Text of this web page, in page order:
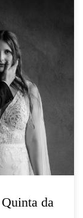
da